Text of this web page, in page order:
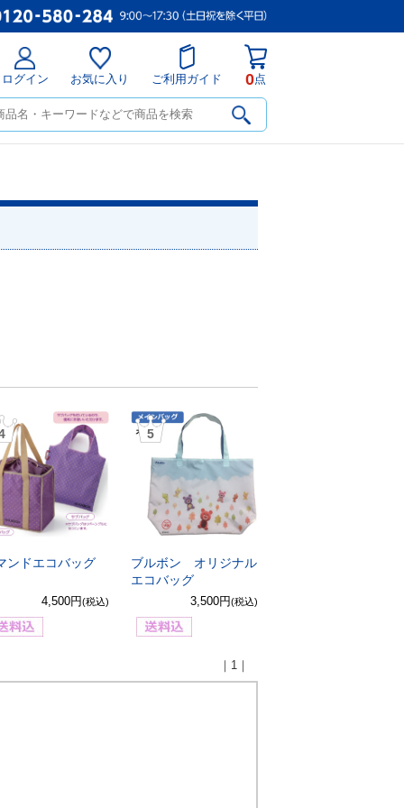
ログイン お気に入り ご利用ガイド 0点
ンドエコバッグ
4,500円(税込)
5
ブルボン オリジナル
エコバッグ
3,500円(税込)
｜1｜